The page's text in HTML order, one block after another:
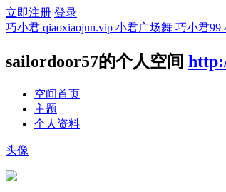
立即注册 登录
巧小君 qiaoxiaojun.vip 小君广场舞 巧小君99
sailordoor57的个人空间
空间首页
主题
个人资料
头像